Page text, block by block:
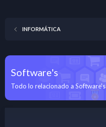
INFORMÁTICA
Software's
Todo lo relacionado a Software's